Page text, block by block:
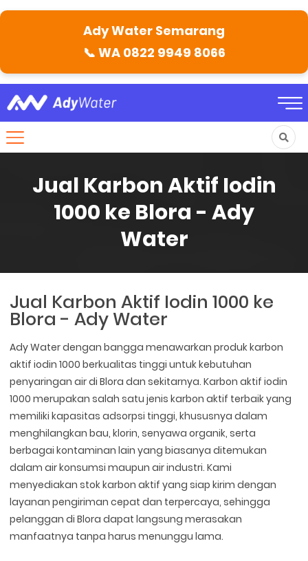
Ady Water Semarang
📞 WA 0822 9949 8066
Jual Karbon Aktif Iodin
1000 ke Blora - Ady
Water
Jual Karbon Aktif Iodin 1000 ke
Blora - Ady Water
Ady Water dengan bangga menawarkan produk karbon
aktif iodin 1000 berkualitas tinggi untuk kebutuhan
penyaringan air di Blora dan sekitarnya. Karbon aktif iodin
1000 merupakan salah satu jenis karbon aktif terbaik yang
memiliki kapasitas adsorpsi tinggi, khususnya dalam
menghilangkan bau, klorin, senyawa organik, serta
berbagai kontaminan lain yang biasanya ditemukan
dalam air konsumsi maupun air industri. Kami
menyediakan stok karbon aktif yang siap kirim dengan
layanan pengiriman cepat dan terpercaya, sehingga
pelanggan di Blora dapat langsung merasakan
manfaatnya tanpa harus menunggu lama.